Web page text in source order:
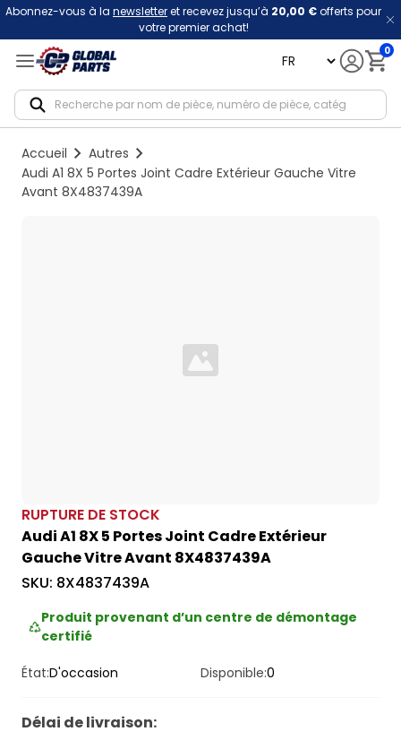
Abonnez-vous à la newsletteret recevez jusqu’à 20,00 €offerts pour
votre premier achat!
language 0
Accueil
Autres
Audi A1 8X 5 Portes Joint Cadre Extérieur Gauche Vitre
Avant 8X4837439A
Loading...
RUPTURE DE STOCK
Audi A1 8X 5 Portes Joint Cadre Extérieur
Gauche Vitre Avant 8X4837439A
SKU: 8X4837439A
Produit provenant d’un centre de démontage
certifié
État:D'occasion Disponible:0
Délai de livraison: